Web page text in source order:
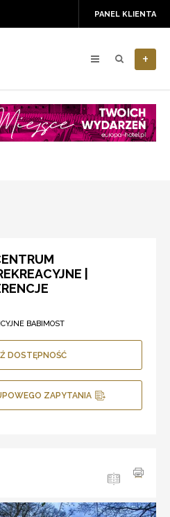
PANEL KLIENTA
+
|
BABIMOST
DOSTĘPNOŚĆ
ZAPYTANIA